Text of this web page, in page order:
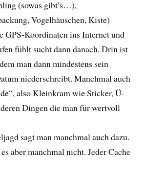
(sowas gibt’s…),
Vogelhäuschen, Kiste)
GPS-Koordinaten ins Internet und
fühlt sucht dann danach. Drin ist
man dann mindestens sein
niederschreibt. Manchmal auch
also Kleinkram wie Sticker, Ü-
Dingen die man für wertvoll
sagt man manchmal auch dazu.
aber manchmal nicht. Jeder Cache